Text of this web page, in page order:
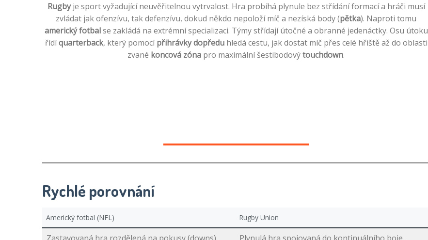
Rugbyje sport vyžadující neuvěřitelnou vytrvalost. Hra probíhá plynule bez střídání formací a hráči musí
zvládat jak ofenzívu, tak defenzívu, dokud někdo nepoloží míč a nezíská body (pětka). Naproti tomu
americký fotbalse zakládá na extrémní specializaci. Týmy střídají útočné a obranné jedenáctky. Osu útoku
řídíquarterback, který pomocípřihrávky dopředuhledá cestu, jak dostat míč přes celé hřiště až do oblasti
zvané koncová zóna pro maximální šestibodovýtouchdown.
Rychlé porovnání
Americký fotbal (NFL) Rugby Union